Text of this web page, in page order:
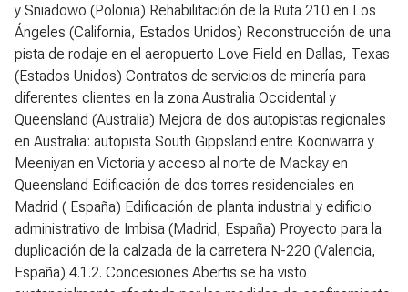
y Sniadowo (Polonia) Rehabilitación de la Ruta 210 en Los
Ángeles (California, Estados Unidos) Reconstrucción de una
pista de rodaje en el aeropuerto Love Field en Dallas, Texas
(Estados Unidos) Contratos de servicios de minería para
diferentes clientes en la zona Australia Occidental y
Queensland (Australia) Mejora de dos autopistas regionales
en Australia: autopista South Gippsland entre Koonwarra y
Meeniyan en Victoria y acceso al norte de Mackay en
Queensland Edificación de dos torres residenciales en
Madrid ( España) Edificación de planta industrial y edificio
administrativo de Imbisa (Madrid, España) Proyecto para la
duplicación de la calzada de la carretera N-220 (Valencia,
España) 4.1.2. Concesiones Abertis se ha visto